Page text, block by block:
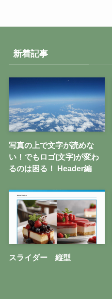
新着記事
写真の上で文字が読めな
い！でもロゴ(文字)が変わ
るのは困る！ Header編
スライダー 縦型